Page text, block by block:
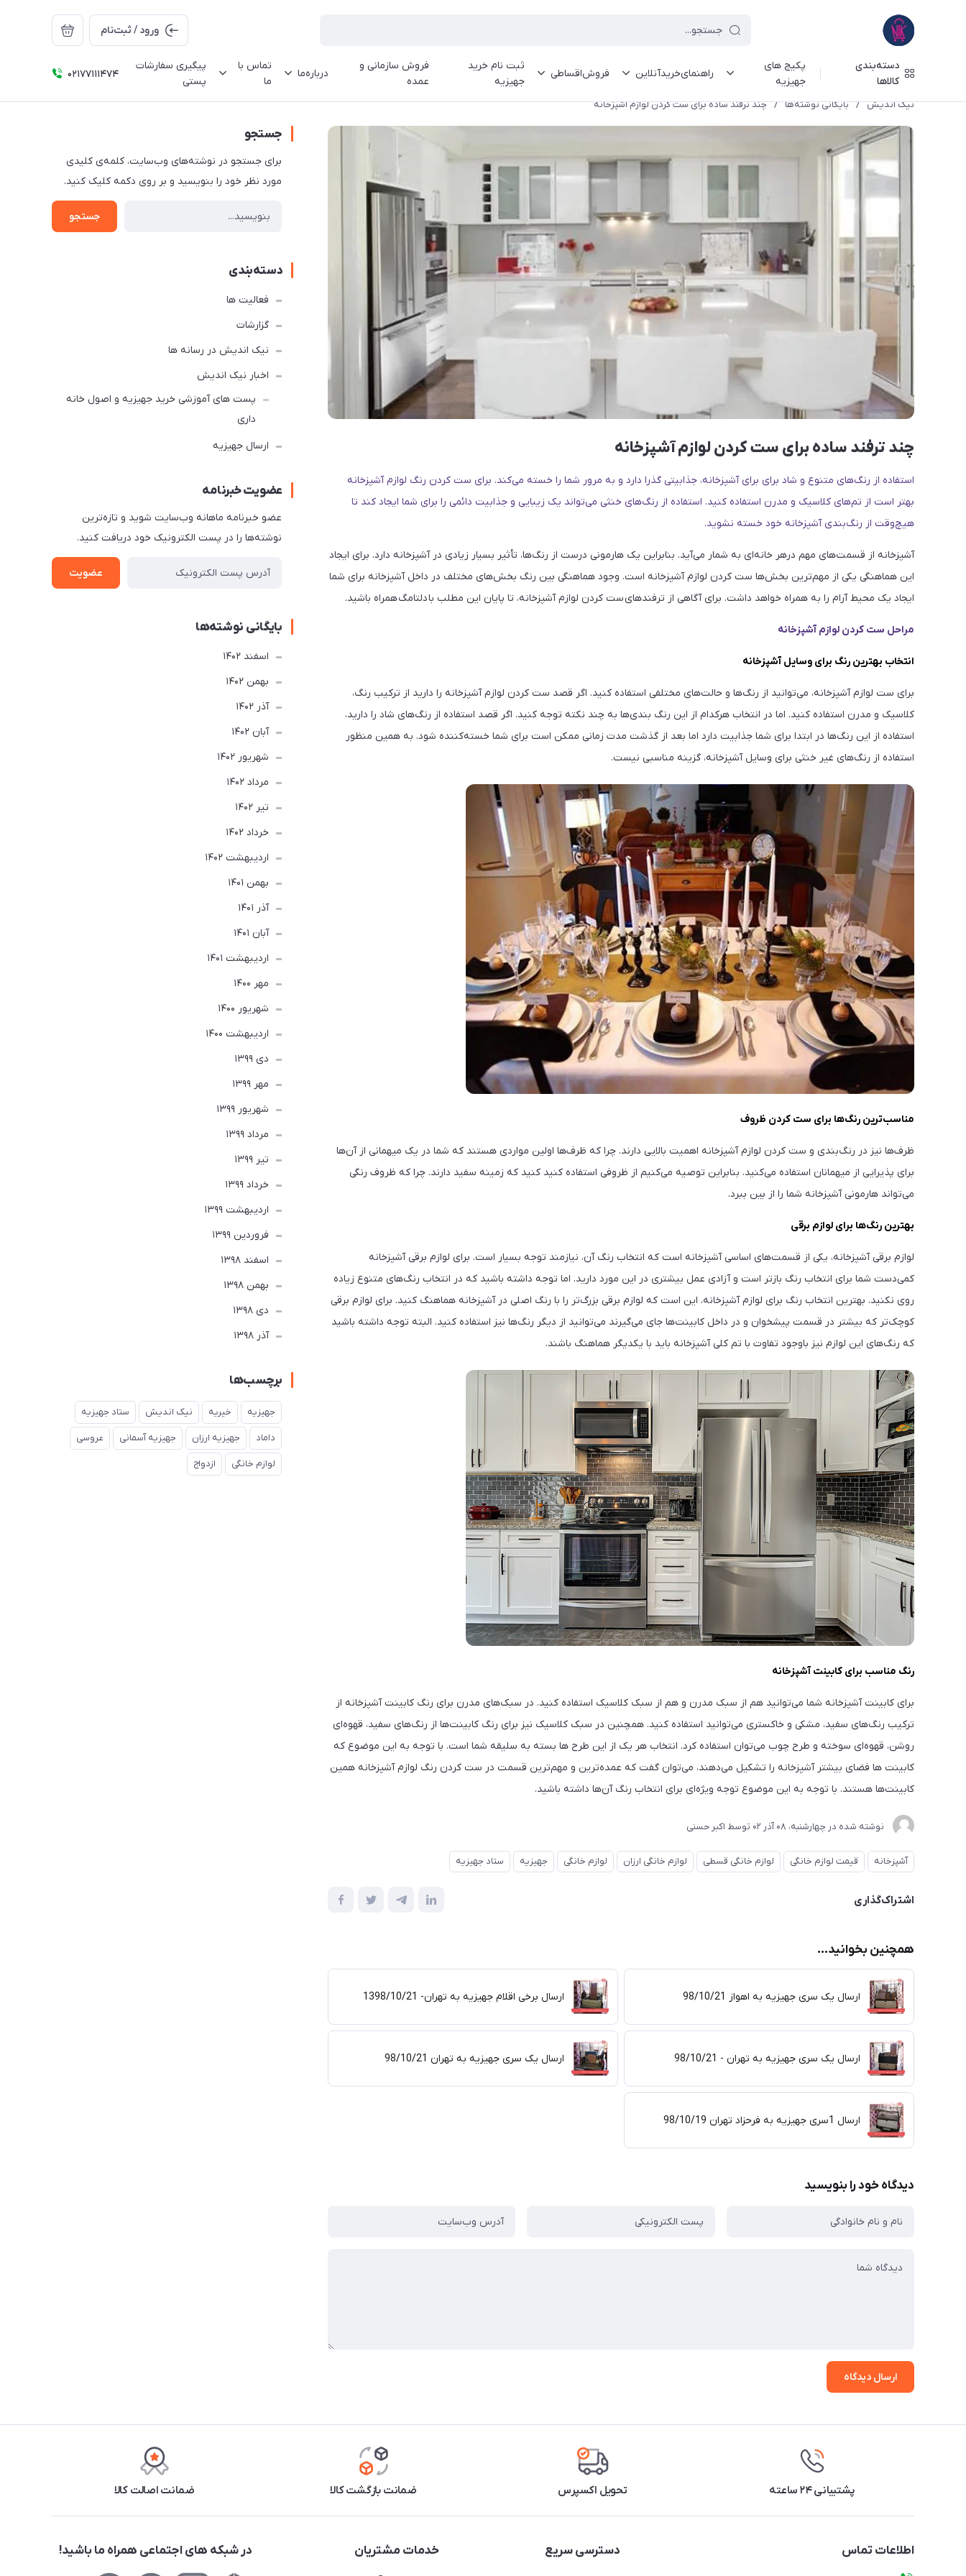
ورود / ثبت‌نام
دسته‌بندی
کالاها
پکیج های
جهیزیه
راهنمای‌خرید‌آنلاین فروش‌اقساطی
ثبت نام خرید
جهیزیه
فروش سازمانی و
عمده
درباره‌ما
تماس با
ما
پیگیری سفارشات
پستی
02177111474
نیک اندیش / بایگانی نوشته‌ها / چند ترفند ساده برای ست کردن لوازم آشپزخانه
چند ترفند ساده برای ست کردن لوازم آشپزخانه
استفاده از رنگ‌های متنوع و شاد برای برای آشپزخانه، جذابیتی گذرا دارد و به مرور شما را خسته می‌کند. برای ست کردن رنگ لوازم آشپزخانه
بهتر است از تم‌های کلاسیک و مدرن استفاده کنید. استفاده از رنگ‌های خنثی می‌تواند یک زیبایی و جذابیت دائمی را برای شما ایجاد کند تا
هیچ‌وقت از رنگ‌بندی آشپزخانه خود خسته نشوید.
آشپزخانه از قسمت‌های مهم درهر خانه‌ای به شمار می‌آید. بنابراین یک هارمونی درست از رنگ‌ها، تأثیر بسیار زیادی در آشپزخانه دارد. برای ایجاد
این هماهنگی یکی از مهم‌ترین بخش‌ها ست کردن لوازم آشپزخانه است. وجود هماهنگی بین رنگ بخش‌های مختلف در داخل آشپزخانه برای شما
ایجاد یک محیط آرام را به همراه خواهد داشت. برای آگاهی از ترفندهای ست کردن لوازم آشپزخانه، تا پایان این مطلب با دلتامگ همراه باشید.
مراحل ست کردن لوازم آشپزخانه
انتخاب بهترین رنگ برای وسایل آشپزخانه
برای ست لوازم آشپزخانه، می‌توانید از رنگ‌ها و حالت‌های مختلفی استفاده کنید. اگر قصد ست کردن لوازم آشپزخانه را دارید از ترکیب‌ رنگ،
کلاسیک و مدرن استفاده کنید. اما در انتخاب هرکدام از این رنگ بندی‌ها به چند نکته توجه کنید. اگر قصد استفاده از رنگ‌های شاد را دارید،
استفاده از این رنگ‌ها در ابتدا برای شما جذابیت دارد اما بعد از گذشت مدت زمانی ممکن است برای شما خسته‌کننده شود. به همین منظور
استفاده از رنگ‌های غیر خنثی برای وسایل آشپزخانه، گزینه مناسبی نیست.
مناسب‌ترین رنگ‌ها برای ست کردن ظروف
ظرف‌ها نیز در رنگ‌بندی و ست کردن لوازم آشپزخانه اهمیت بالایی دارند. چرا که ظرف‌ها اولین مواردی هستند که شما در یک میهمانی از آن‌ها
برای پذیرایی از میهمانان استفاده می‌کنید. بنابراین توصیه می‌کنیم از ظروفی استفاده کنید کنید که زمینه سفید دارند. چرا که ظروف رنگی
می‌تواند هارمونی آشپزخانه شما را از بین ببرد.
بهترین رنگ‌ها برای لوازم برقی
لوازم برقی آشپزخانه، یکی از قسمت‌های اساسی آشپزخانه است که انتخاب رنگ آن، نیازمند توجه بسیار است. برای لوازم برقی آشپزخانه
کمی‌دست شما برای انتخاب رنگ بازتر است و آزادی عمل بیشتری در این مورد دارید. اما توجه داشته باشید که در انتخاب رنگ‌های متنوع زیاده
‎روی نکنید. بهترین انتخاب رنگ برای لوازم آشپزخانه، این است که لوازم برقی بزرگ‌تر را با رنگ اصلی در آشپزخانه هماهنگ کنید. برای لوازم برقی
کوچک‌تر که بیشتر در قسمت پیشخوان و در داخل کابینت‌ها جای می‌گیرند می‌توانید از دیگر رنگ‌ها نیز استفاده کنید. البته توجه داشته باشید
که رنگ‌های این لوازم نیز باوجود تفاوت با تم کلی آشپزخانه باید با یکدیگر هماهنگ باشند.
رنگ مناسب برای کابینت آشپزخانه
برای کابینت آشپزخانه شما می‌توانید هم از سبک مدرن و هم از سبک کلاسیک استفاده کنید. در سبک‌های مدرن برای رنگ کابینت آشپزخانه از
ترکیب رنگ‌های سفید، مشکی و خاکستری می‌توانید استفاده کنید. همچنین در سبک کلاسیک نیز برای رنگ کابینت‌ها از رنگ‌های سفید، قهوه‌ای
روشن، قهوه‌ای سوخته و طرح چوب می‌توان استفاده کرد. انتخاب هر یک از این طرح ‌ها بسته به سلیقه شما است. با توجه به این موضوع که
کابینت ‌ها فضای بیشتر آشپزخانه را تشکیل می‌دهند، می‌توان گفت که عمده‌ترین و مهم‌ترین قسمت در ست کردن رنگ لوازم آشپزخانه همین
کابینت‌ها هستند. با توجه به این موضوع توجه ویژه‌ای برای انتخاب رنگ آن‌ها داشته باشید.
نوشته شده در چهارشنبه، 08 آذر 02 توسط اکبر حسنی
آشپزخانه قیمت لوازم خانگی لوازم خانگی قسطی لوازم خانگی ارزان لوازم خانگی جهیزیه ستاد جهیزیه
اشتراک‌گذاری
همچنین بخوانید...
ارسال یک سری جهیزیه به اهواز 98/10/21 ارسال برخی اقلام جهیزیه به تهران- 1398/10/21
ارسال یک سری جهیزیه به تهران - 98/10/21 ارسال یک سری جهیزیه به تهران 98/10/21
ارسال 1سری جهیزیه به فرحزاد تهران 98/10/19
دیدگاه خود را بنویسید
ارسال دیدگاه
جستجو
برای جستجو در نوشته‌های وب‌سایت، کلمه‌ی کلیدی
مورد نظر خود را بنویسید و بر روی دکمه کلیک کنید.
جستجو
دسته‌بندی
فعالیت ها
گزارشات
نیک اندیش در رسانه ها
اخبار نیک اندیش
پست های آموزشی خرید جهیزیه و اصول خانه
داری
ارسال جهیزیه
عضویت خبرنامه
عضو خبرنامه ماهانه وب‌سایت شوید و تازه‌ترین
نوشته‌ها را در پست الکترونیک خود دریافت کنید.
عضویت
بایگانی نوشته‌ها
اسفند 1402
بهمن 1402
آذر 1402
آبان 1402
شهریور 1402
مرداد 1402
تير 1402
خرداد 1402
ارديبهشت 1402
بهمن 1401
آذر 1401
آبان 1401
ارديبهشت 1401
مهر 1400
شهریور 1400
ارديبهشت 1400
دی 1399
مهر 1399
شهریور 1399
مرداد 1399
تير 1399
خرداد 1399
ارديبهشت 1399
فروردین 1399
اسفند 1398
بهمن 1398
دی 1398
آذر 1398
برچسب‌ها
جهیزیه خیریه نیک اندیش ستاد جهیزیه
داماد جهیزیه ارزان جهیزیه آسمانی عروسی
لوازم خانگی ازدواج
پشتیبانی ۲۴ ساعته تحویل اکسپرس ضمانت بازگشت کالا ضمانت اصالت کالا
اطلاعات تماس دسترسی سریع خدمات مشتریان در شبکه های اجتماعی همراه ما باشید!